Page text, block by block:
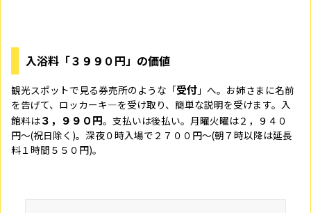
入浴料「３９９０円」の価値
観光スポットで見る券売所のような「受付 」へ。お姉さまに名前
を告げて、ロッカーキ―を受け取り、簡単な説明を受けます。入
館料は３，９９０円。支払いは後払い。月曜火曜は２，９４０
円〜(祝日除く)。深夜０時入場で２７００円〜(朝７時以降は延長
料１時間５５０円)。